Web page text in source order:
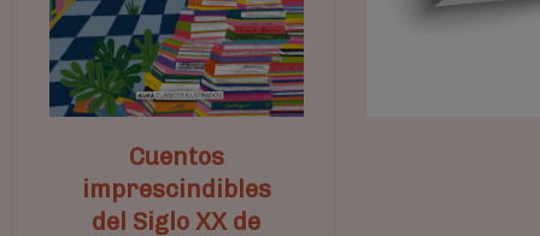
Cuentos
imprescindibles
del Siglo XX de